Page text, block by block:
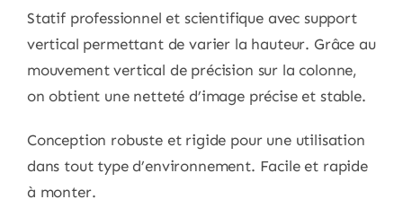
Statif professionnel et scientifique avec support
vertical permettant de varier la hauteur. Grâce au
mouvement vertical de précision sur la colonne,
on obtient une netteté d’image précise et stable.
Conception robuste et rigide pour une utilisation
dans tout type d’environnement. Facile et rapide
à monter.